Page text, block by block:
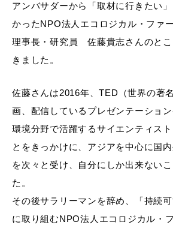
アンバサダーから「取材に行きたい
かったNPO法人エコロジカル・ファ
理事長・研究員 佐藤貴志さんのとこ
きました。
佐藤さんは2016年、TED（世界の著
画、配信しているプレゼンテーショ
環境分野で活躍するサイエンティス
とをきっかけに、アジアを中心に国
を次々と受け、自分にしか出来ない
た。
その後サラリーマンを辞め、「持続可
に取り組むNPO法人エコロジカル・